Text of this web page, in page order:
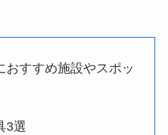
おすすめ施設やスポッ
3選